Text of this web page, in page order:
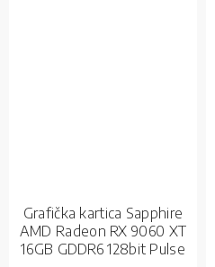
Grafička kartica Sapphire
AMD Radeon RX 9060 XT
16GB GDDR6 128bit Pulse